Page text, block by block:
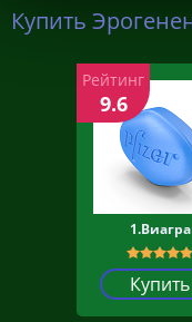
Купить
1.Виагра
Купить
Рейтинг
9.6